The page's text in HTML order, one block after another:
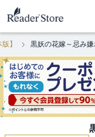
】 黒妖の花嫁～忌み